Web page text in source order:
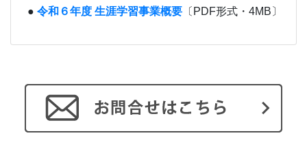
● 令和６年度 生涯学習事業概要 〔PDF形式・4MB〕